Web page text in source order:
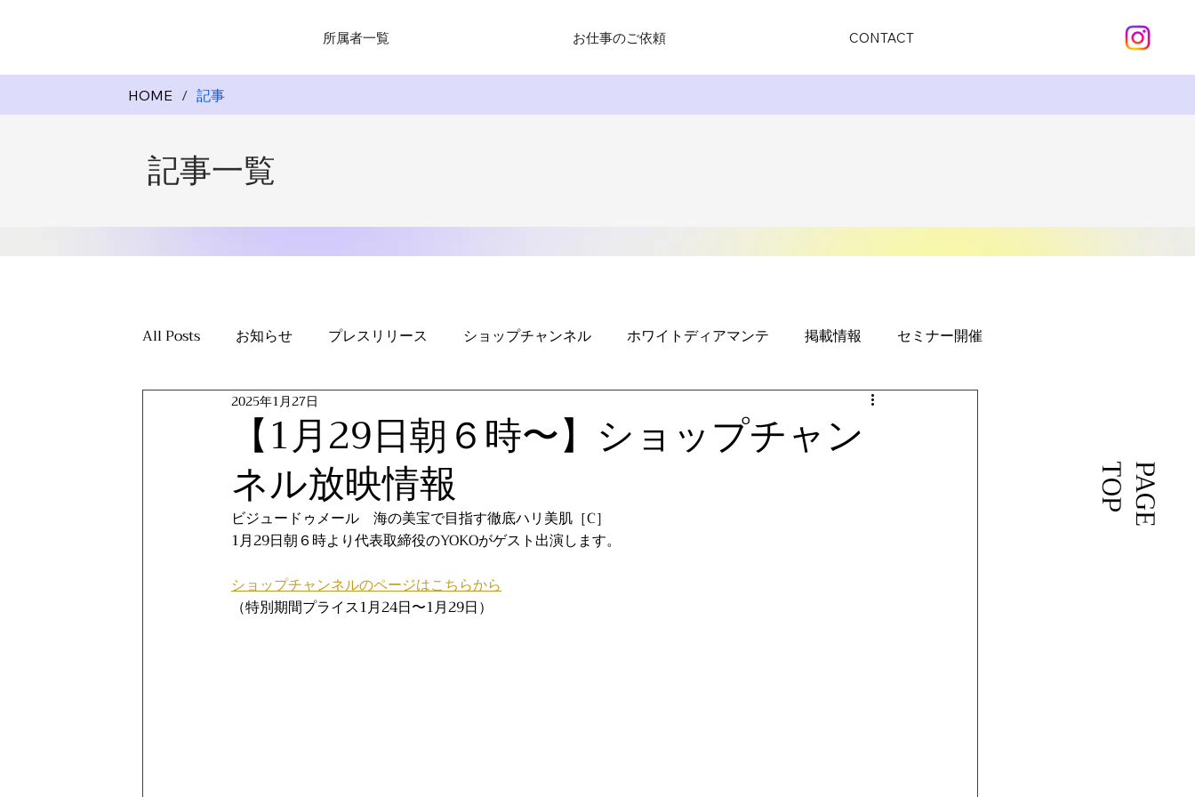
所属者一覧 お仕事のご依頼 CONTACT
​記事一覧
All Posts お知らせ プレスリリース ショップチャンネル ホワイトディアマンテ 掲載情報 セミナー開催
【1月29日朝６時〜】ショップチャン
ネル放映情報
2025年1月27日
ビジュードゥメール　海の美宝で目指す徹底ハリ美肌［C］
1月29日朝６時より代表取締役のYOKOがゲスト出演します。
ショップチャンネルのページはこちらから
（特別期間プライス1月24日〜1月29日）
HOME / 記事
P
A
G
E
T
O
P